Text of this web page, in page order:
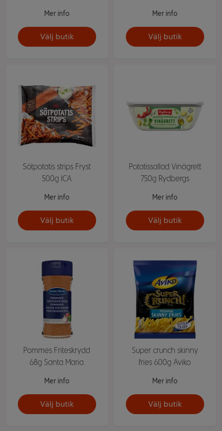
Mer info
Välj butik
Mer info
Välj butik
Sötpotatis strips Fryst
500g ICA
Mer info
Välj butik
Potatissallad Vinägrett
750g Rydbergs
Mer info
Välj butik
Pommes Friteskrydd
68g Santa Maria
Mer info
Välj butik
Super crunch skinny
fries 600g Aviko
Mer info
Välj butik